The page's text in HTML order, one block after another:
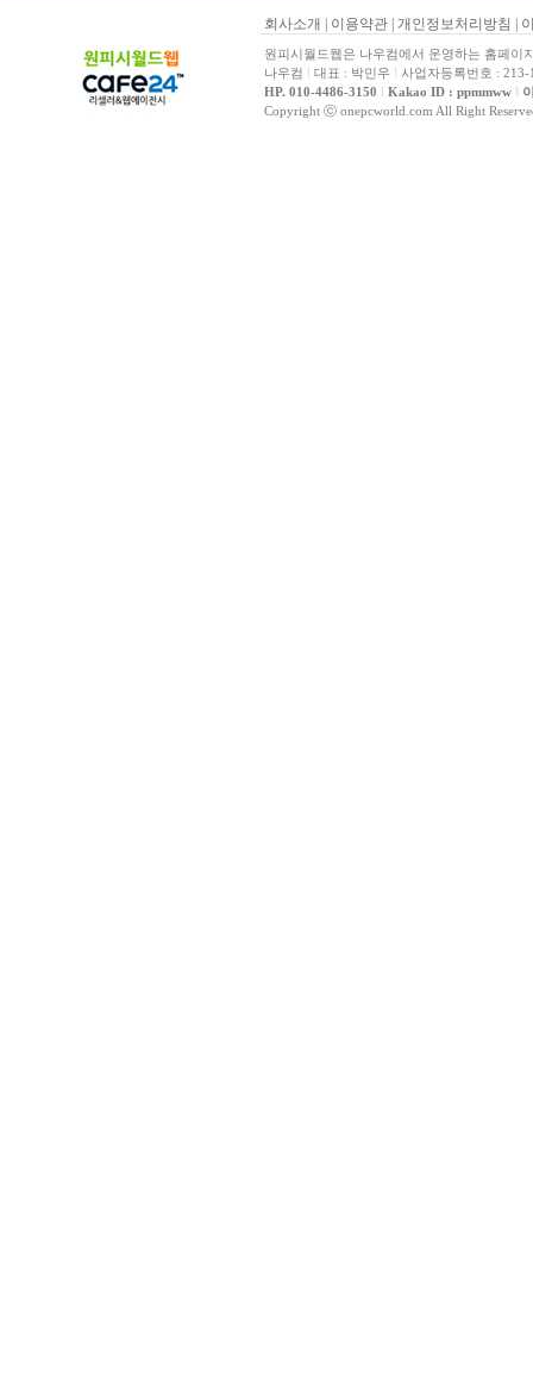
회사소개 이용약관 개인정보처리방침
원피시월드웹은 나우컴에서 운영하는 홈페이
나우컴 l 대표 : 박민우 l 사업자등록번호 :
HP. 010-4486-3150 l Kakao ID : ppmmww l
Copyright ⓒ onepcworld.com All Right